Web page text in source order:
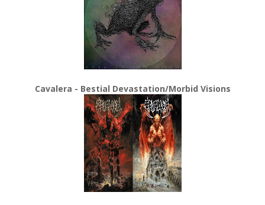
Cavalera - Bestial Devastation/Morbid Visions